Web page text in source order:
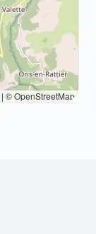
| © OpenStreetMap